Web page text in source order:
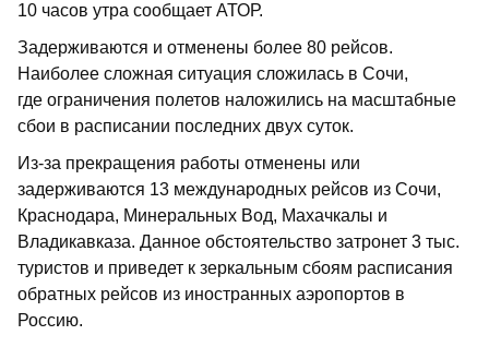
10 часов утра сообщает АТОР.
Задерживаются и отменены более 80 рейсов.
Наиболее сложная ситуация сложилась в Сочи,
где ограничения полетов наложились на масштабные
сбои в расписании последних двух суток.
Из-за прекращения работы отменены или
задерживаются 13 международных рейсов из Сочи,
Краснодара, Минеральных Вод, Махачкалы и
Владикавказа. Данное обстоятельство затронет 3 тыс.
туристов и приведет к зеркальным сбоям расписания
обратных рейсов из иностранных аэропортов в
Россию.